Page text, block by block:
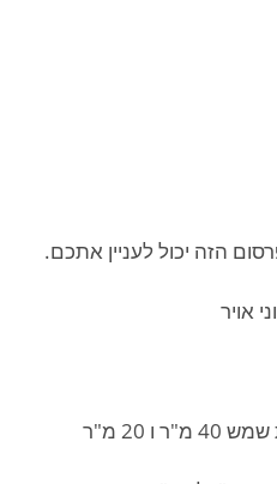
הזה יכול לעניין אתכם.